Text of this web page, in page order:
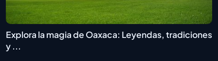
Explora la magia de Oaxaca: Leyendas, tradiciones
y ...